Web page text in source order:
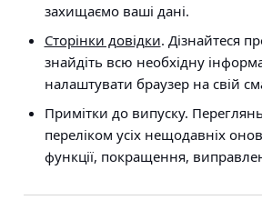
захищаємо ваші дані.
Сторінки довідки. Дізнайтеся
знайдіть всю необхідну
налаштувати браузер на свій
Примітки до випуску.
переліком усіх нещодавніх
функції, покращення,